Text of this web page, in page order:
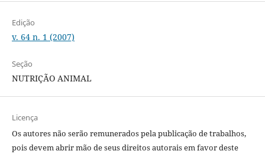
Edição
v. 64 n. 1 (2007)
Seção
NUTRIÇÃO ANIMAL
Licença
Os autores não serão remunerados pela publicação de trabalhos,
pois devem abrir mão de seus direitos autorais em favor deste